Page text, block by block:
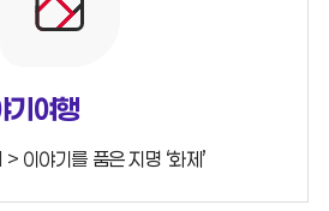
기여행
이야기를 품은 지명 ‘화제’